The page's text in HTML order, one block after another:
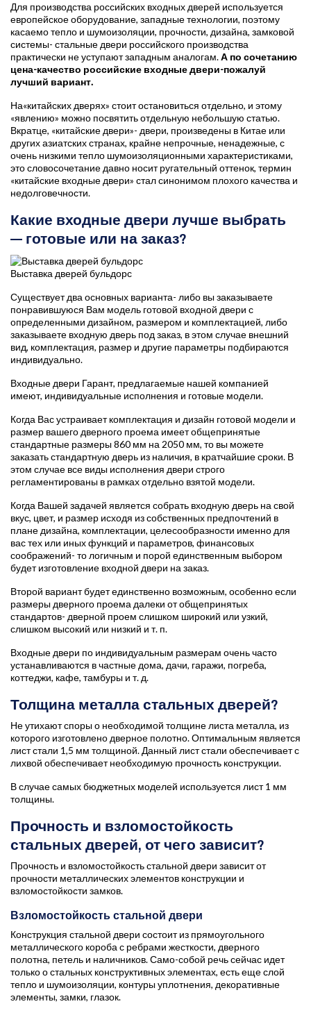
Для производства российских входных дверей используется
европейское оборудование, западные технологии, поэтому
касаемо тепло и шумоизоляции, прочности, дизайна, замковой
системы- стальные двери российского производства
практически не уступают западным аналогам.А по сочетанию
цена-качество российские входные двери-пожалуй
лучший вариант.
На«китайских дверях» стоит остановиться отдельно, и этому
«явлению» можно посвятить отдельную небольшую статью.
Вкратце, «китайские двери»- двери, произведены в Китае или
других азиатских странах, крайне непрочные, ненадежные, с
очень низкими тепло шумоизоляционными характеристиками,
это словосочетание давно носит ругательный оттенок, термин
«китайские входные двери» стал синонимом плохого качества и
недолговечности.
Какие входные двери лучше выбрать
— готовые или на заказ?
Выставка дверей бульдорс
Существует два основных варианта- либо вы заказываете
понравившуюся Вам модель готовой входной двери с
определенными дизайном, размером и комплектацией, либо
заказываете входную дверь под заказ, в этом случае внешний
вид, комплектация, размер и другие параметры подбираются
индивидуально.
Входные двери Гарант, предлагаемые нашей компанией
имеют, индивидуальные исполнения и готовые модели.
Когда Вас устраивает комплектация и дизайн готовой модели и
размер вашего дверного проема имеет общепринятые
стандартные размеры 860 мм на 2050 мм, то вы можете
заказать стандартную дверь из наличия, в кратчайшие сроки. В
этом случае все виды исполнения двери строго
регламентированы в рамках отдельно взятой модели.
Когда Вашей задачей является собрать входную дверь на свой
вкус, цвет, и размер исходя из собственных предпочтений в
плане дизайна, комплектации, целесообразности именно для
вас тех или иных функций и параметров, финансовых
соображений- то логичным и порой единственным выбором
будет изготовление входной двери на заказ.
Второй вариант будет единственно возможным, особенно если
размеры дверного проема далеки от общепринятых
стандартов- дверной проем слишком широкий или узкий,
слишком высокий или низкий и т. п.
Входные двери по индивидуальным размерам очень часто
устанавливаются в частные дома, дачи, гаражи, погреба,
коттеджи, кафе, тамбуры и т. д.
Толщина металла стальных дверей?
Не утихают споры о необходимой толщине листа металла, из
которого изготовлено дверное полотно. Оптимальным является
лист стали 1,5 мм толщиной. Данный лист стали обеспечивает с
лихвой обеспечивает необходимую прочность конструкции.
В случае самых бюджетных моделей используется лист 1 мм
толщины.
Прочность и взломостойкость
стальных дверей, от чего зависит?
Прочность и взломостойкость стальной двери зависит от
прочности металлических элементов конструкции и
взломостойкости замков.
Взломостойкость стальной двери
Конструкция стальной двери состоит из прямоугольного
металлического короба с ребрами жесткости, дверного
полотна, петель и наличников. Само-собой речь сейчас идет
только о стальных конструктивных элементах, есть еще слой
тепло и шумоизоляции, контуры уплотнения, декоративные
элементы, замки, глазок.